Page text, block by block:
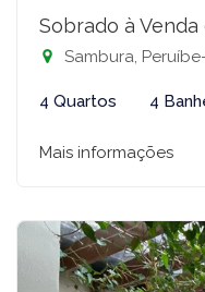
Sobrado à Venda
Sambura,
4 Quartos 4
Mais informações